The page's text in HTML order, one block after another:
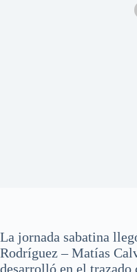
La jornada sabatina
Rodríguez – Matías
desarrolló en el